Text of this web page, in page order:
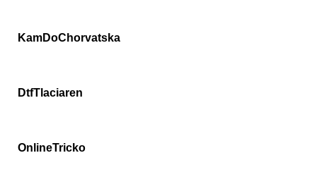
KamDoChorvatska
DtfTlaciaren
OnlineTricko